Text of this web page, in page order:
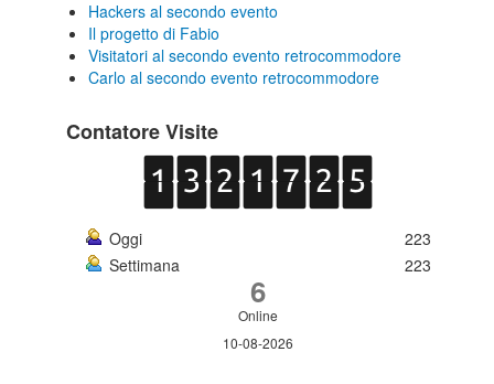
Hackers al secondo evento
Il progetto di Fabio
Visitatori al secondo evento retrocommodore
Carlo al secondo evento retrocommodore
Contatore Visite
Oggi
223
Settimana
223
6
Online
10-08-2026